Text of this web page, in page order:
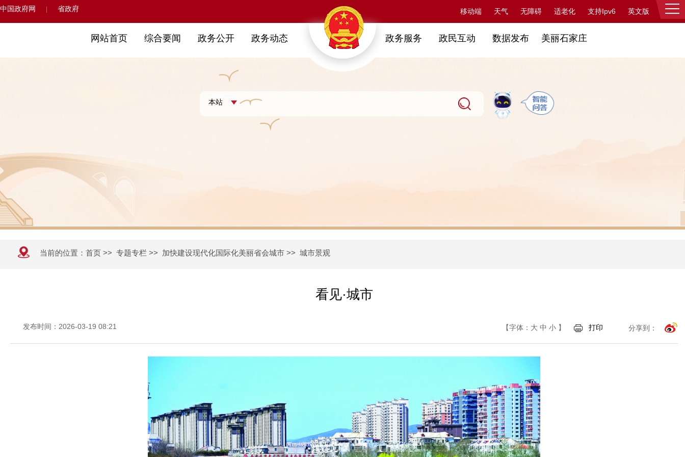
中国政府网 省政府 移动端 天气 无障碍 适老化 支持Ipv6 英文版 登录
网站首页 综合要闻 政务公开 政务动态 政务服务 政民互动 数据发布 美丽石家庄
当前的位置： 首页 >> 专题专栏 >> 加快建设现代化国际化美丽省会城市 >> 城市景观
看见·城市
发布时间：2026-03-19 08:21 【字体： 大 中 小 】 打印 分享到：